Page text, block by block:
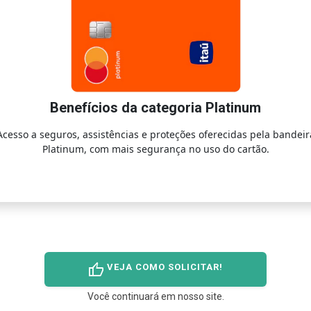
Benefícios da categoria Platinum
a seguros, assistências e proteções oferecidas pela
Platinum, com mais segurança no uso do cartão.
thumb_up VEJA COMO SOLICITAR!
Você continuará em nosso site.